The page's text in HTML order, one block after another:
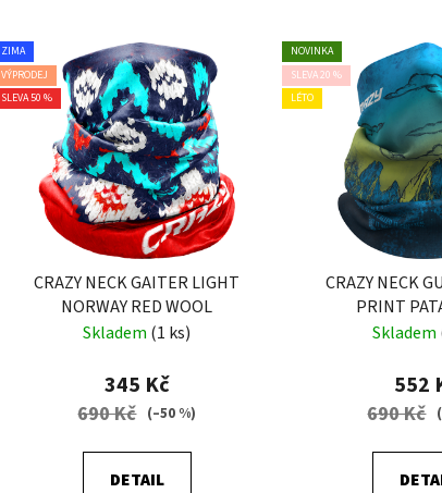
ZIMA
VÝPRODEJ
SLEVA 50 %
CRAZY NECK GAITER LIGHT
NORWAY RED WOOL
Skladem (1 ks)
345 Kč
690 Kč (–50 %)
DETAIL
NOVINKA
SLEVA 20 %
LÉTO
CRAZY NECK
PRINT
Skladem
552
690 Kč